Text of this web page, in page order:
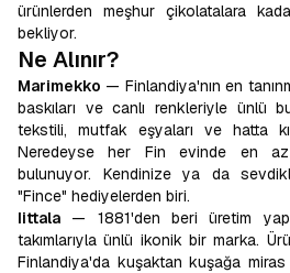
ürünlerden meşhur çikolatalara
bekliyor.
Ne Alınır?
Marimekko — Finlandiya'nın en
baskıları ve canlı renkleriyle ünlü
tekstili, mutfak eşyaları ve hatta
Neredeyse her Fin evinde en az
bulunuyor. Kendinize ya da
"Fince" hediyelerden biri.
Iittala — 1881'den beri üretim
takımlarıyla ünlü ikonik bir marka.
Finlandiya'da kuşaktan kuşağa miras